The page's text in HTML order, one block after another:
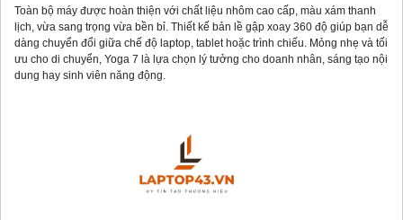
Toàn bộ máy được hoàn thiện với chất liệu nhôm cao cấp, màu xám thanh
lịch, vừa sang trọng vừa bền bỉ. Thiết kế bản lề gập xoay 360 độ giúp bạn dễ
dàng chuyển đổi giữa chế độ laptop, tablet hoặc trình chiếu. Mỏng nhẹ và tối
ưu cho di chuyển, Yoga 7 là lựa chọn lý tưởng cho doanh nhân, sáng tạo nội
dung hay sinh viên năng động.